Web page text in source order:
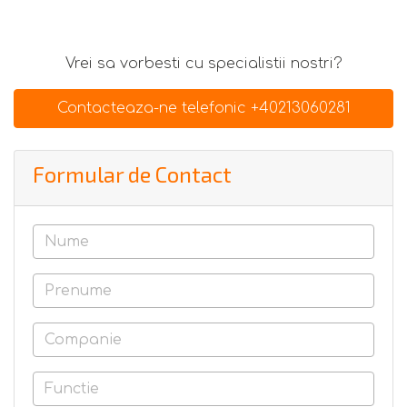
Vrei sa vorbesti cu specialistii nostri?
Contacteaza-ne telefonic +40213060281
Formular de Contact